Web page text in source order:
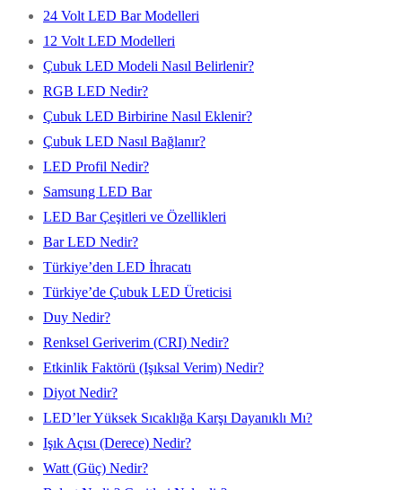
24 Volt LED Bar Modelleri
12 Volt LED Modelleri
Çubuk LED Modeli Nasıl Belirlenir?
RGB LED Nedir?
Çubuk LED Birbirine Nasıl Eklenir?
Çubuk LED Nasıl Bağlanır?
LED Profil Nedir?
Samsung LED Bar
LED Bar Çeşitleri ve Özellikleri
Bar LED Nedir?
Türkiye’den LED İhracatı
Türkiye’de Çubuk LED Üreticisi
Duy Nedir?
Renksel Geriverim (CRI) Nedir?
Etkinlik Faktörü (Işıksal Verim) Nedir?
Diyot Nedir?
LED’ler Yüksek Sıcaklığa Karşı Dayanıklı Mı?
Işık Açısı (Derece) Nedir?
Watt (Güç) Nedir?